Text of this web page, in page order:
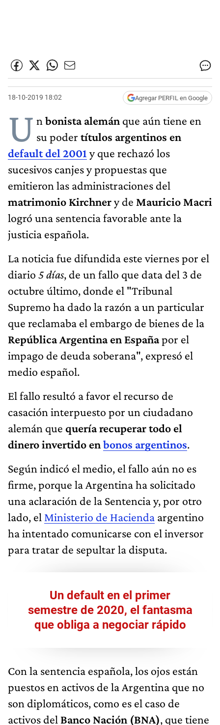
18-10-2019 18:02 Agregar PERFIL en Google
U n bonista alemán que aún tiene en
su poder títulos argentinos en
default del 2001 y que rechazó los
sucesivos canjes y propuestas que
emitieron las administraciones del
matrimonio Kirchnery de Mauricio Macri
logró una sentencia favorable ante la
justicia española.
La noticia fue difundida este viernes por el
diario 5 días, de un fallo que data del 3 de
octubre último, donde el "Tribunal
Supremo ha dado la razón a un particular
que reclamaba el embargo de bienes de la
República Argentina en Españapor el
impago de deuda soberana", expresó el
medio español.
El fallo resultó a favor el recurso de
casación interpuesto por un ciudadano
alemán que quería recuperar todo el
dinero invertido enbonos argentinos.
Según indicó el medio, el fallo aún no es
firme, porque la Argentina ha solicitado
una aclaración de la Sentencia y, por otro
lado, el Ministerio de Hacienda argentino
ha intentado comunicarse con el inversor
para tratar de sepultar la disputa.
Un default en el primer
semestre de 2020, el fantasma
que obliga a negociar rápido
Con la sentencia española, los ojos están
puestos en activos de la Argentina que no
son diplomáticos, como es el caso de
activos del Banco Nación (BNA), que tiene